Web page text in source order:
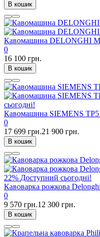
В кошик
Кавомашина DELONGHI
0
16 100 грн.
В кошик
сьогодні!
Кавомашина SIEMENS
0
17 699 грн.21 900 грн.
В кошик
22% Доступний сьогодні!
Кавоварка рожкова
0
9 570 грн.12 300 грн.
В кошик